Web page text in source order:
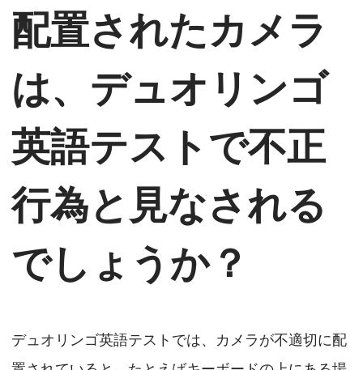
配置されたカメラ
は、デュオリンゴ
英語テストで不正
行為と見なされる
でしょうか？
デュオリンゴ英語テストでは、カメラが不適切に配